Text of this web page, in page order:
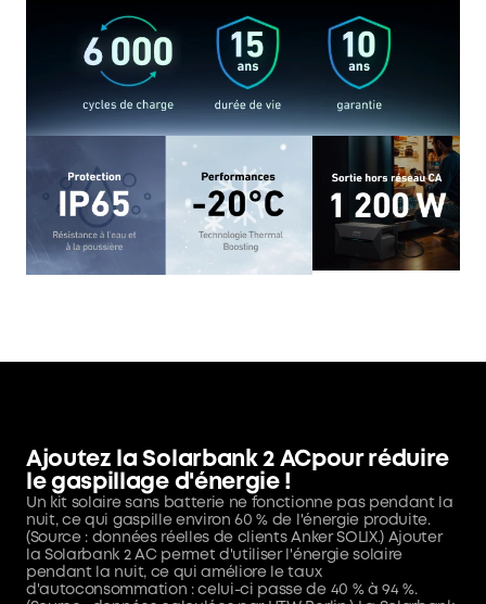
Ajoutez la Solarbank 2 ACpour réduire
le gaspillage d'énergie !
Un kit solaire sans batterie ne fonctionne pas pendant la
nuit, ce qui gaspille environ 60 % de l'énergie produite.
(Source : données réelles de clients Anker SOLIX.) Ajouter
la Solarbank 2 AC permet d'utiliser l'énergie solaire
pendant la nuit, ce qui améliore le taux
d'autoconsommation : celui-ci passe de 40 % à 94 %.